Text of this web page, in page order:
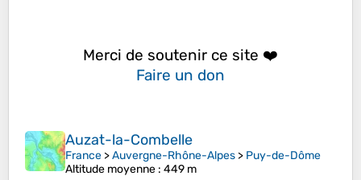
Merci de soutenir ce site ❤️
Faire un don
Auzat-la-Combelle
France >Auvergne-Rhône-Alpes > Puy-de-Dôme
Altitude moyenne : 449 m